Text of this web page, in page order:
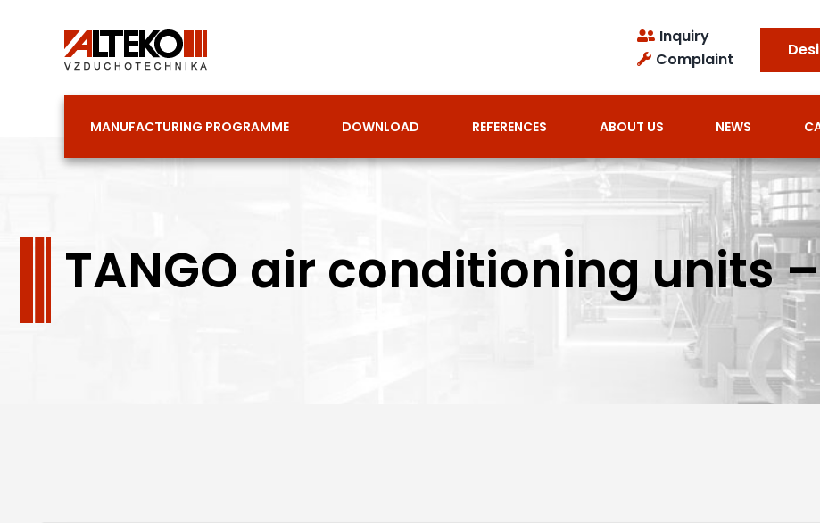
Inquiry
Complaint
MANUFACTURING PROGRAMME DOWNLOAD REFERENCES ABOUT US NEWS
TANGO air conditioning units –